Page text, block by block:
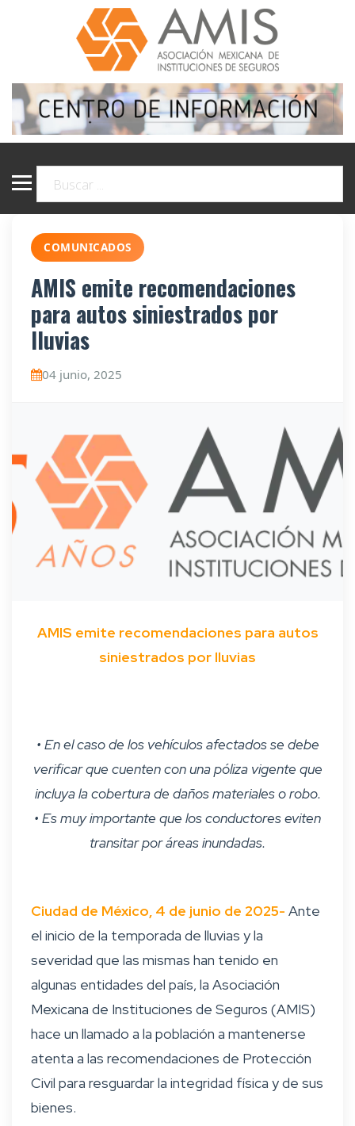
COMUNICADOS
AMIS emite recomendaciones
para autos siniestrados por
lluvias
04 junio, 2025
AMIS emite recomendaciones para autos
siniestrados por lluvias
• En el caso de los vehículos afectados se debe
verificar que cuenten con una póliza vigente que
incluya la cobertura de daños materiales o robo.
• Es muy importante que los conductores eviten
transitar por áreas inundadas.
Ciudad de México, 4 de junio de 2025- Ante
el inicio de la temporada de lluvias y la
severidad que las mismas han tenido en
algunas entidades del país, la Asociación
Mexicana de Instituciones de Seguros (AMIS)
hace un llamado a la población a mantenerse
atenta a las recomendaciones de Protección
Civil para resguardar la integridad física y de sus
bienes.